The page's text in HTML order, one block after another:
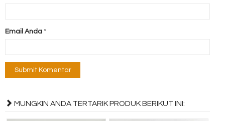
Email Anda *
MUNGKIN ANDA TERTARIK PRODUK BERIKUT INI: